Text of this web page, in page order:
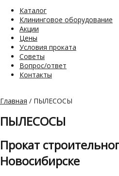
Каталог
Клининговое оборудование
Акции
Цены
Условия проката
Советы
Вопрос/ответ
Контакты
Главная / ПЫЛЕСОСЫ
ПЫЛЕСОСЫ
Прокат
Новосибирске